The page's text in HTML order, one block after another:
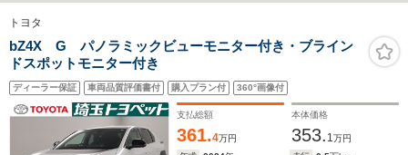
トヨタ
bZ4X G パノラミックビューモニター付き・ブライン
ドスポットモニター付き
ディーラー保証 車両品質評価書付 購入プラン付 360°画像付
支払総額
361.4万円
本体価格
353. 1万円